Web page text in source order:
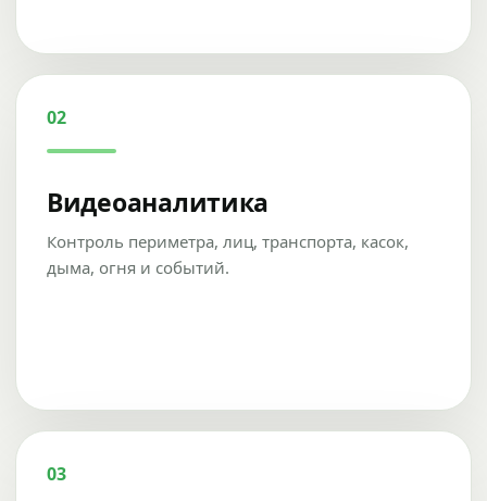
02
Видеоаналитика
Контроль периметра, лиц, транспорта, касок,
дыма, огня и событий.
03